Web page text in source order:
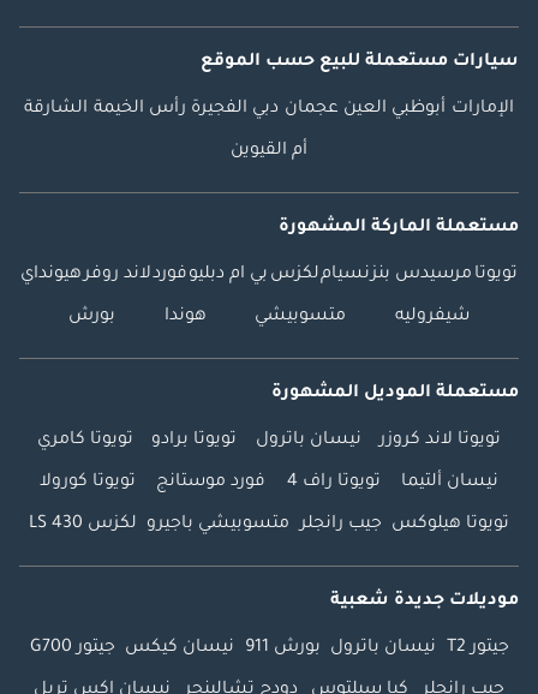
سيارات مستعملة للبيع حسب الموقع
الإمارات أبوظبي العين عجمان دبي الفجيرة رأس الخيمة الشارقة
أم القيوين
مستعملة الماركة المشهورة
تويوتا مرسيدس بنزنسياملكزس بي ام دبليوفوردلاند روفرهيونداي
شيفروليه متسوبيشي هوندا بورش
مستعملة الموديل المشهورة
تويوتا لاند كروزر نيسان باترول تويوتا برادو تويوتا كامري
نيسان ألتيما تويوتا راف 4 فورد موستانج تويوتا كورولا
تويوتا هيلوكس جيب رانجلر متسوبيشي باجيرو لكزس LS 430
موديلات جديدة شعبية
جيتور T2 نيسان باترول بورش 911 نيسان كيكس جيتور G700